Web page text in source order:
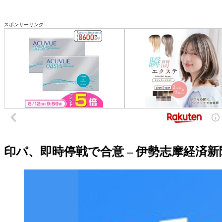
スポンサーリンク
印パ、即時停戦で合意 – 伊勢志摩経済新